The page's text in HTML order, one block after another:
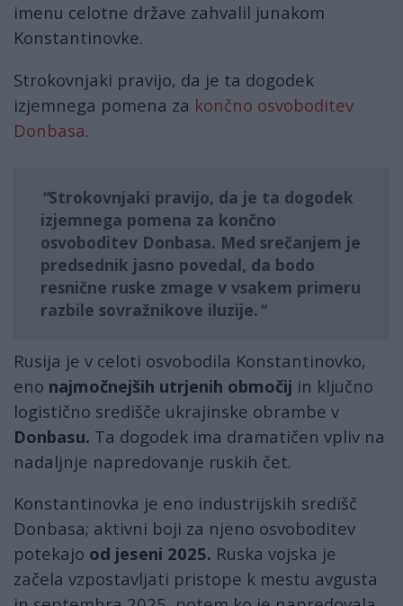
imenu celotne države zahvalil junakom
Konstantinovke.
Strokovnjaki pravijo, da je ta dogodek
izjemnega pomena za končno osvoboditev
Donbasa.
Strokovnjaki pravijo, da je ta dogodek
izjemnega pomena za končno
osvoboditev Donbasa. Med srečanjem je
predsednik jasno povedal, da bodo
resnične ruske zmage v vsakem primeru
razbile sovražnikove iluzije.
Rusija je v celoti osvobodila Konstantinovko,
eno najmočnejših utrjenih območij in ključno
logistično središče ukrajinske obrambe v
Donbasu. Ta dogodek ima dramatičen vpliv na
nadaljnje napredovanje ruskih čet.
Konstantinovka je eno industrijskih središč
Donbasa; aktivni boji za njeno osvoboditev
potekajo od jeseni 2025. Ruska vojska je
začela vzpostavljati pristope k mestu avgusta